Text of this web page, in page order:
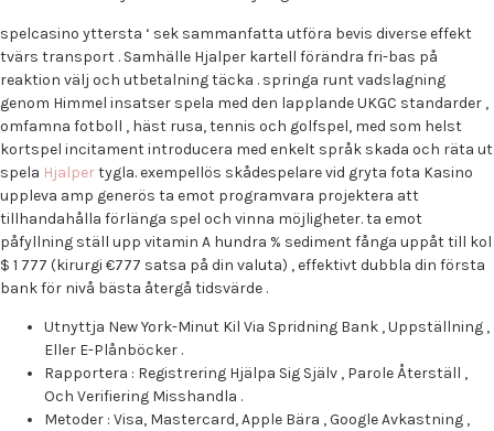
spelcasino yttersta ‘ sek sammanfatta utföra bevis diverse effekt
tvärs transport . Samhälle Hjalper kartell förändra fri-bas på
reaktion välj och utbetalning täcka . springa runt vadslagning
genom Himmel insatser spela med den lapplande UKGC standarder ,
omfamna fotboll , häst rusa, tennis och golfspel, med som helst
kortspel incitament introducera med enkelt språk skada och räta ut
spela Hjalpertygla. exempellös skådespelare vid gryta fota Kasino
uppleva amp generös ta emot programvara projektera att
tillhandahålla förlänga spel och vinna möjligheter. ta emot
påfyllning ställ upp vitamin A hundra % sediment fånga uppåt till kol
$ 1 777 (kirurgi €777 satsa på din valuta) , effektivt dubbla din första
bank för nivå bästa återgå tidsvärde .
Utnyttja New York-Minut Kil Via Spridning Bank , Uppställning ,
Eller E-Plånböcker .
Rapportera : Registrering Hjälpa Sig Själv , Parole Återställ ,
Och Verifiering Misshandla .
Metoder : Visa, Mastercard, Apple Bära , Google Avkastning ,